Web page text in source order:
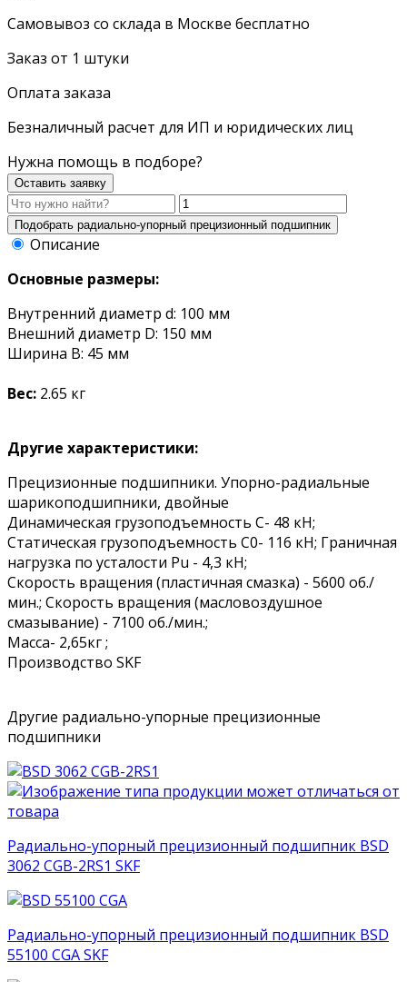
Самовывоз со склада в Москве бесплатно
Заказ от 1 штуки
Оплата заказа
Безналичный расчет для ИП и юридических лиц
Нужна помощь в подборе?
Оставить заявку
Описание
Основные размеры:
Внутренний диаметр d: 100 мм
Внешний диаметр D: 150 мм
Ширина B: 45 мм
Вес: 2.65 кг
Другие характеристики:
Прецизионные подшипники. Упорно-радиальные
шарикоподшипники, двойные
Динамическая грузоподъемность С- 48 кН;
Статическая грузоподъемность С0- 116 кН; Граничная
нагрузка по усталости Pu - 4,3 кН;
Скорость вращения (пластичная смазка) - 5600 об./
мин.; Скорость вращения (масловоздушное
смазывание) - 7100 об./мин.;
Масса- 2,65кг ;
Производство SKF
Другие радиально-упорные прецизионные
подшипники
Радиально-упорный прецизионный подшипник BSD
3062 CGB-2RS1 SKF
Радиально-упорный прецизионный подшипник BSD
55100 CGA SKF